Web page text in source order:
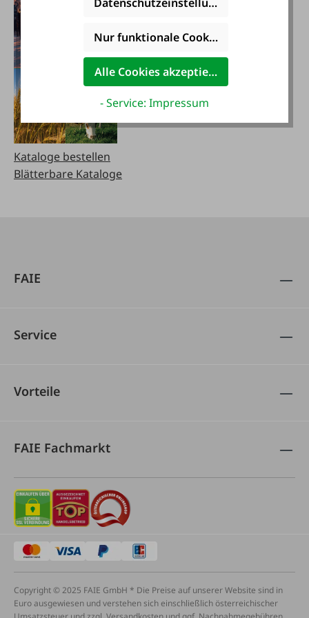
Kataloge bestellen
Blätterbare Kataloge
FAIE
Service
Vorteile
FAIE Fachmarkt
Copyright © 2025 FAIE GmbH * Die Preise auf unserer Website sind in
Euro ausgewiesen und verstehen sich einschließlich österreichischer
Datenschutzeinstellungen
Nur funktionale Cookies akzeptieren
Alle Cookies akzeptieren
- Service: Impressum